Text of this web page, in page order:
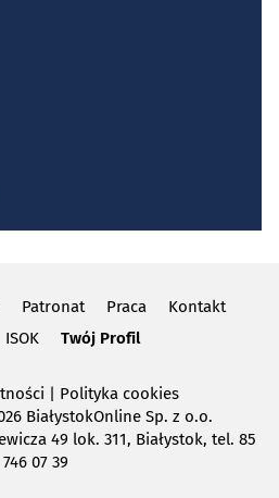
Patronat Praca
Kontakt
ISOK Twój Profil
Polityka cookies
BiałystokOnline Sp. z o.o.
49 lok. 311, Białystok, tel. 85
746 07 39